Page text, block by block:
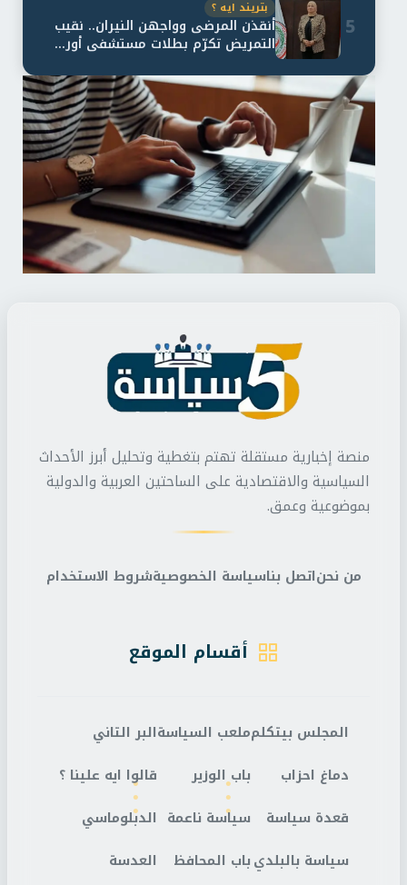
5
بتريند ايه ؟
أنقذن المرضى وواجهن النيران.. نقيب
التمريض تكرّم بطلات مستشفى أور...
منصة إخبارية مستقلة تهتم بتغطية وتحليل أبرز الأحداث
السياسية والاقتصادية على الساحتين العربية والدولية
بموضوعية وعمق.
من نحناتصل بناسياسة الخصوصيةشروط الاستخدام
أقسام الموقع
المجلس بيتكلم
دماغ احزاب
قعدة سياسة
سياسة بالبلدي
ملعب السياسة
باب الوزير
سياسة ناعمة
باب المحافظ
البر التاني
قالوا ايه علينا ؟
الدبلوماسي
العدسة